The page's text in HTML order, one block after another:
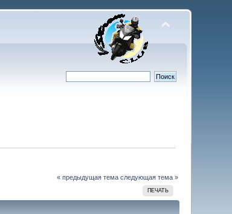
« предыдущая тема следующая тема »
ПЕЧАТЬ